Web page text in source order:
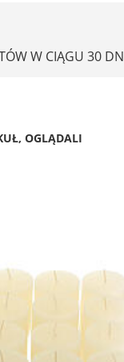
W CIĄGU 30
OGLĄDALI